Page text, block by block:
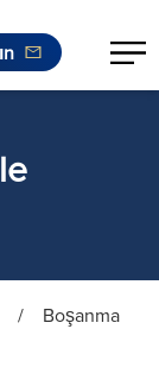
/
Boşanma